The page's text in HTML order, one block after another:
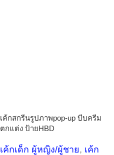
เค้กสกรีนรูปภาพpop-up บีบครีม
ตกแต่ง ป้ายHBD
เค้กเด็ก ผู้หญิง/ผู้ชาย, เค้ก